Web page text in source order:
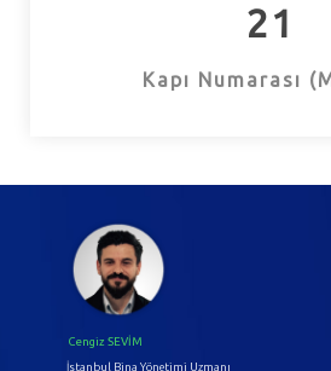
21
Kapı Numarası
Cengiz SEVİM
İstanbul Bina Yönetimi Uzmanı